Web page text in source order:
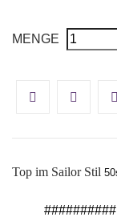
MENGE
Top im Sailor Stil